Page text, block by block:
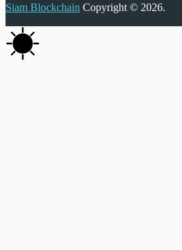
Siam Blockchain Copyright © 2026.